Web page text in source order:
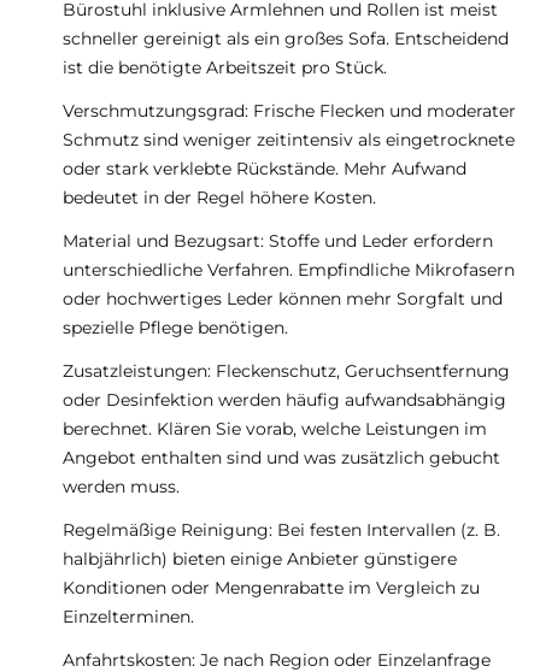
Bürostuhl inklusive Armlehnen und Rollen ist meist
schneller gereinigt als ein großes Sofa. Entscheidend
ist die benötigte Arbeitszeit pro Stück.
Verschmutzungsgrad: Frische Flecken und moderater
Schmutz sind weniger zeitintensiv als eingetrocknete
oder stark verklebte Rückstände. Mehr Aufwand
bedeutet in der Regel höhere Kosten.
Material und Bezugsart: Stoffe und Leder erfordern
unterschiedliche Verfahren. Empfindliche Mikrofasern
oder hochwertiges Leder können mehr Sorgfalt und
spezielle Pflege benötigen.
Zusatzleistungen: Fleckenschutz, Geruchsentfernung
oder Desinfektion werden häufig aufwandsabhängig
berechnet. Klären Sie vorab, welche Leistungen im
Angebot enthalten sind und was zusätzlich gebucht
werden muss.
Regelmäßige Reinigung: Bei festen Intervallen (z. B.
halbjährlich) bieten einige Anbieter günstigere
Konditionen oder Mengenrabatte im Vergleich zu
Einzelterminen.
Anfahrtskosten: Je nach Region oder Einzelanfrage